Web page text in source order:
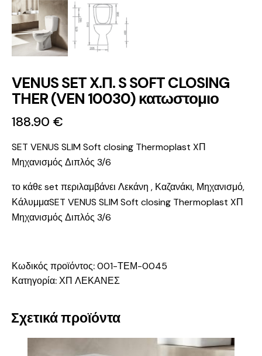
VENUS SET X.Π. S SOFT CLOSING
THER (VEN 10030) κατωστομιο
188.90 €
SET VENUS SLIM Soft closing Thermoplast XΠ
Μηχανισμός Διπλός 3/6
το κάθε set περιλαμβάνει Λεκάνη , Καζανάκι, Μηχανισμό,
ΚάλυμμαSET VENUS SLIM Soft closing Thermoplast XΠ
Μηχανισμός Διπλός 3/6
Κωδικός προϊόντος:001-ΤΕΜ-0045
Κατηγορία:ΧΠ ΛΕΚΑΝΕΣ
Σχετικά προϊόντα